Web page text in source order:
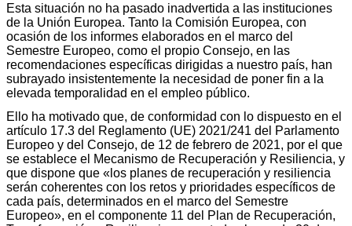
Esta situación no ha pasado inadvertida a las instituciones
de la Unión Europea. Tanto la Comisión Europea, con
ocasión de los informes elaborados en el marco del
Semestre Europeo, como el propio Consejo, en las
recomendaciones específicas dirigidas a nuestro país, han
subrayado insistentemente la necesidad de poner fin a la
elevada temporalidad en el empleo público.
Ello ha motivado que, de conformidad con lo dispuesto en el
artículo 17.3 del Reglamento (UE) 2021/241 del Parlamento
Europeo y del Consejo, de 12 de febrero de 2021, por el que
se establece el Mecanismo de Recuperación y Resiliencia, y
que dispone que «los planes de recuperación y resiliencia
serán coherentes con los retos y prioridades específicos de
cada país, determinados en el marco del Semestre
Europeo», en el componente 11 del Plan de Recuperación,